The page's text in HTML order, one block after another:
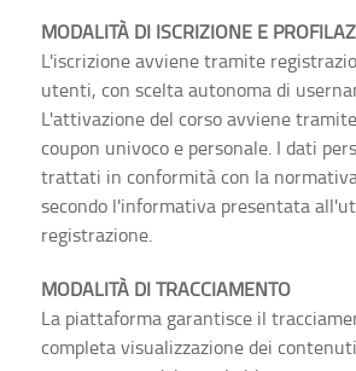
MODALITÀ DI ISCRIZIONE E
L'iscrizione avviene tramite
utenti, con scelta autonoma di
L'attivazione del corso avviene
coupon univoco e personale. I dati
trattati in conformità con la
secondo l'informativa presentata
registrazione.
MODALITÀ DI TRACCIAMENTO
La piattaforma garantisce il
completa visualizzazione dei